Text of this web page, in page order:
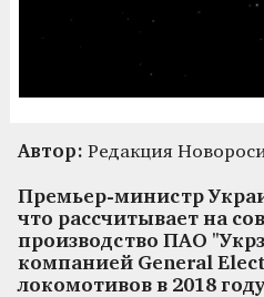
Автор: Редакция
Премьер-министр
что рассчитывает на
производство ПАО
компанией General
локомотивов в 2018